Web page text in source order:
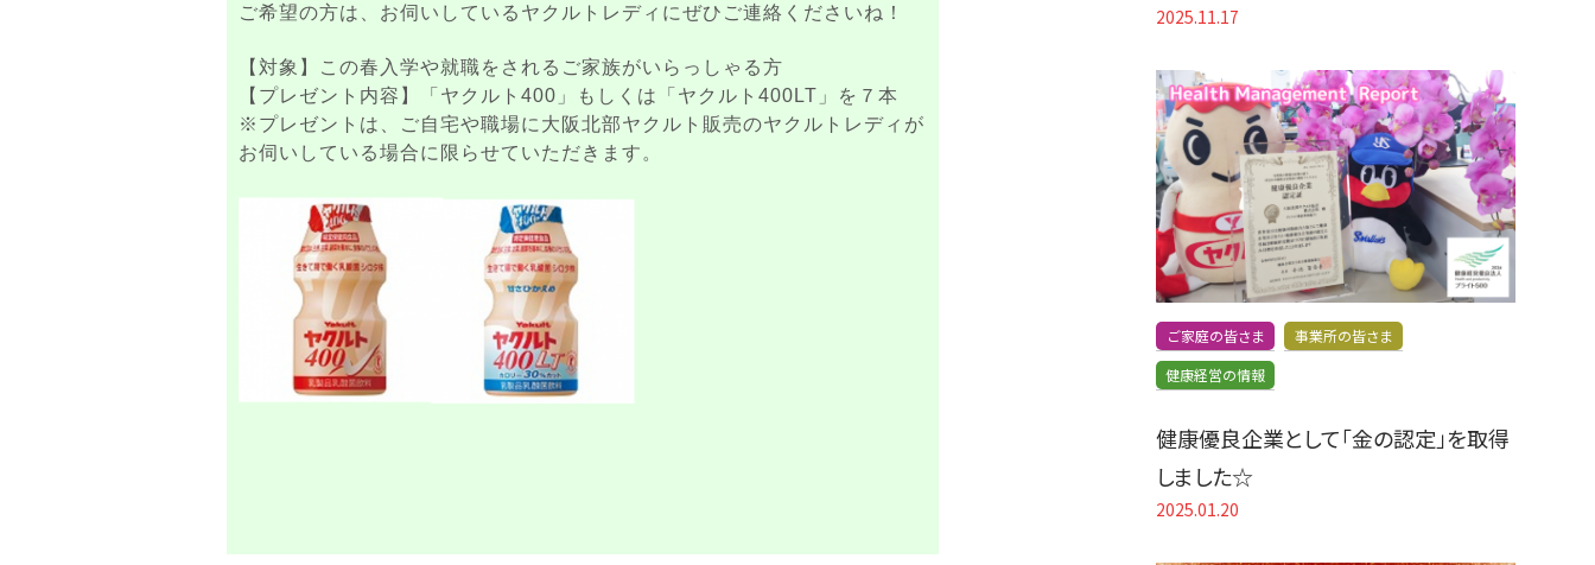
ご希望の方は、お伺いしているヤクルトレディにぜひご連絡くださいね！
【対象】この春入学や就職をされるご家族がいらっしゃる方
【プレゼント内容】「ヤクルト400」もしくは「ヤクルト400LT」を７本
※プレゼントは、ご自宅や職場に大阪北部ヤクルト販売のヤクルトレディが
お伺いしている場合に限らせていただきます。
2025.11.17
ご家庭の皆さま
事業所の皆さま
健康経営の情報
健康優良企業として「金の認定」を取得
しました☆
2025.01.20